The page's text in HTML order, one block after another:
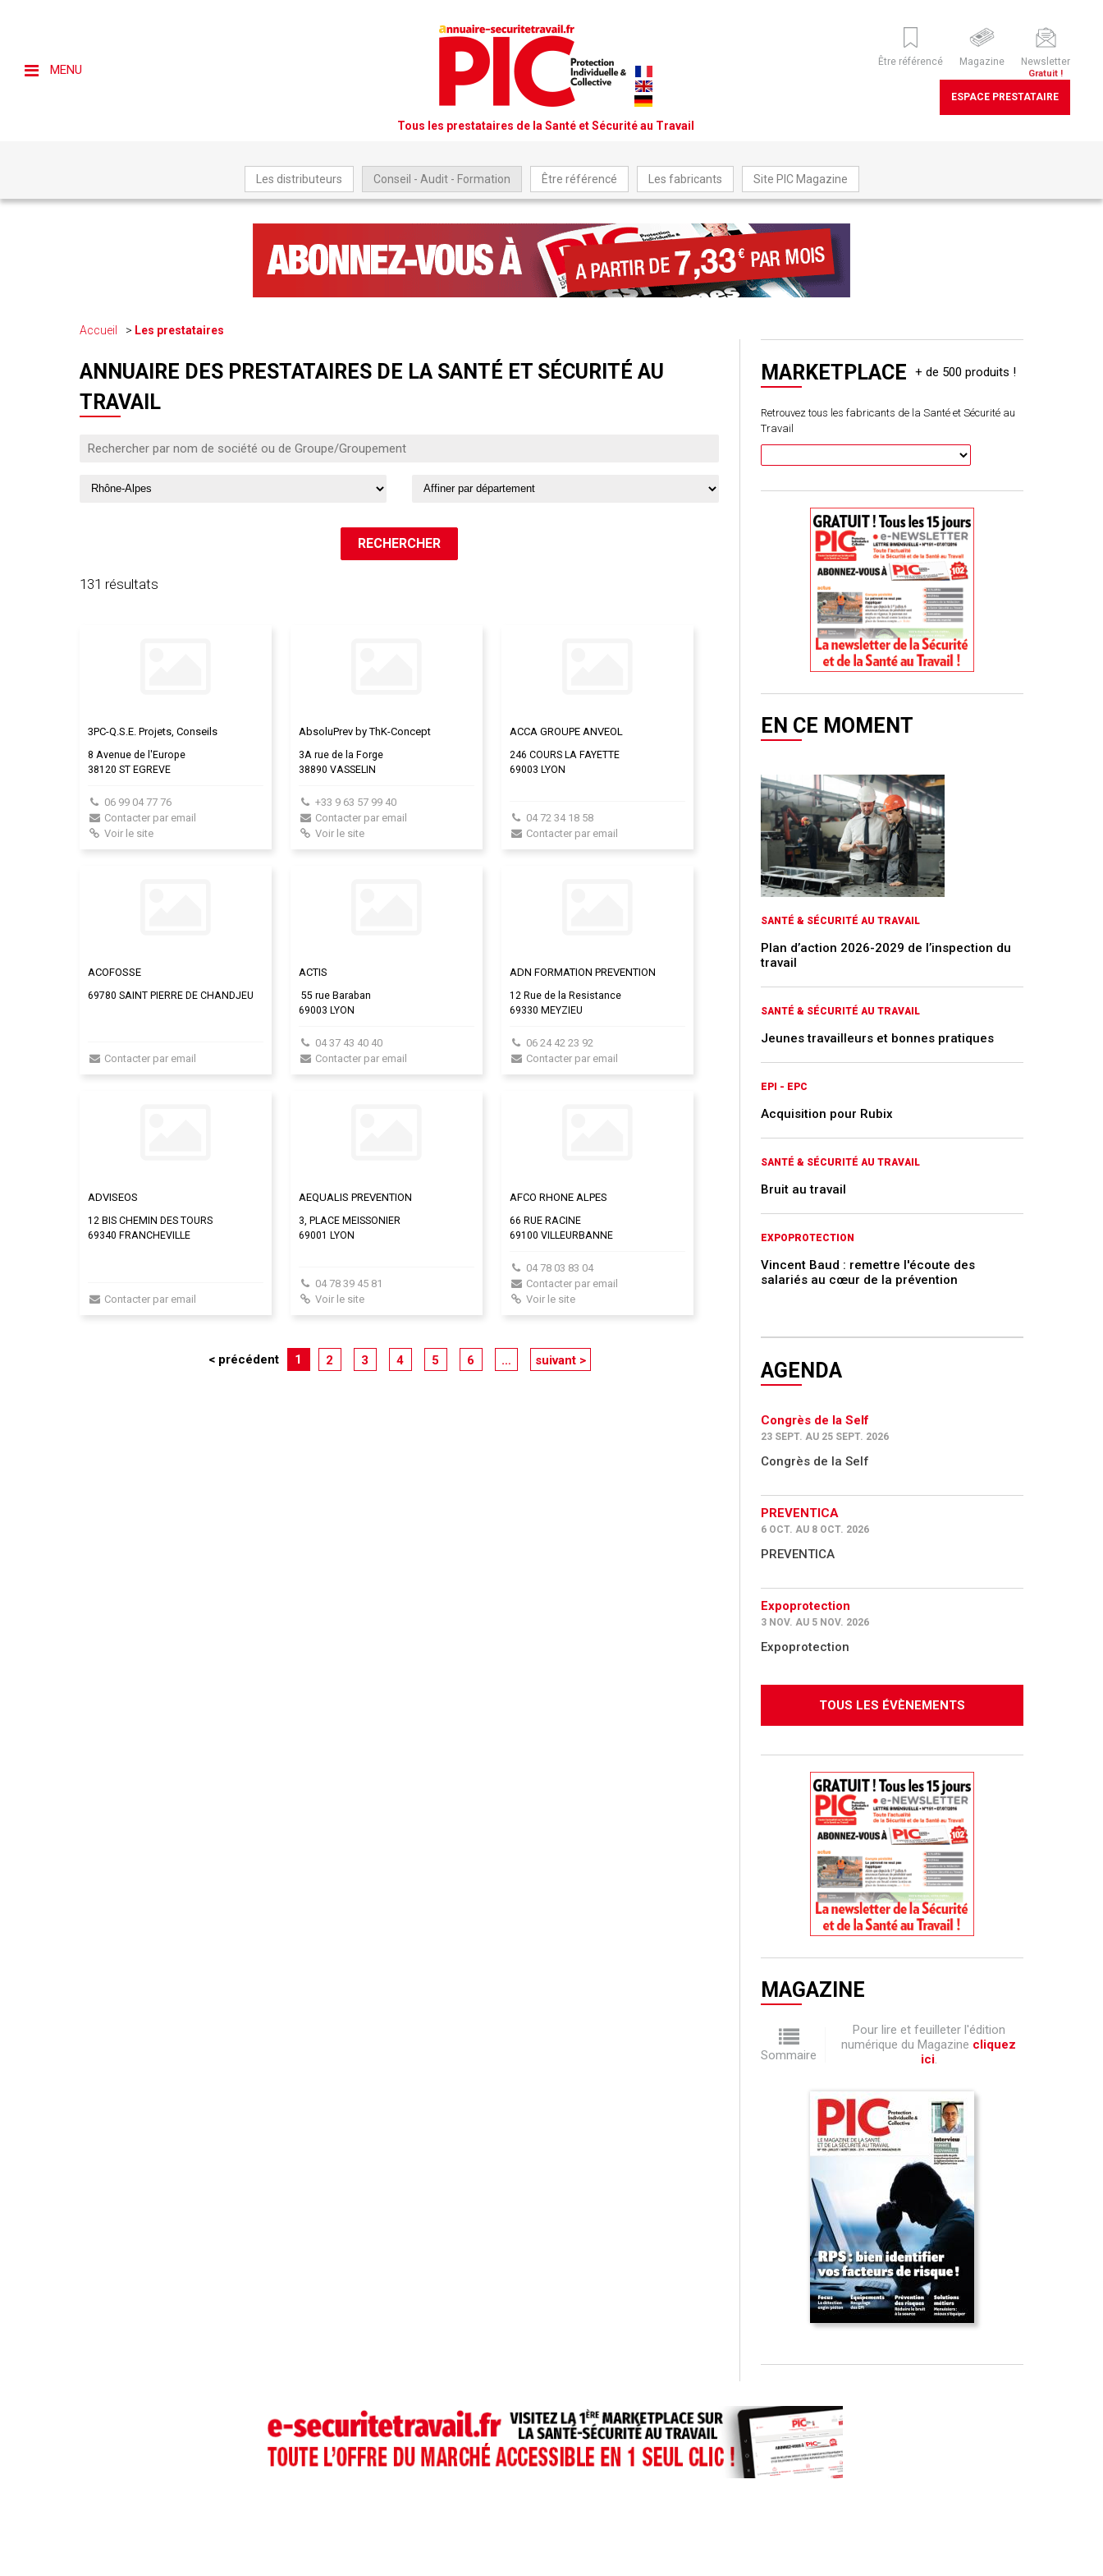
MENU
Tous les prestataires de la Santé et Sécurité au Travail
Être référencé Magazine Newsletter
Gratuit !
ESPACE PRESTATAIRE
Les distributeurs Conseil - Audit - Formation Être référencé Les fabricants Site PIC Magazine
Accueil Les prestataires
ANNUAIRE DES PRESTATAIRES DE LA SANTÉ ET SÉCURITÉ AU
TRAVAIL
131 résultats
3PC-Q.S.E. Projets, Conseils
8 Avenue de l'Europe
38120 ST EGREVE
06 99 04 77 76
Contacter par email
Voir le site
AbsoluPrev by ThK-Concept
3A rue de la Forge
38890 VASSELIN
+33 9 63 57 99 40
Contacter par email
Voir le site
ACCA GROUPE ANVEOL
246 COURS LA FAYETTE
69003 LYON
04 72 34 18 58
Contacter par email
ACOFOSSE
69780 SAINT PIERRE DE CHANDJEU
Contacter par email
ACTIS
55 rue Baraban
69003 LYON
04 37 43 40 40
Contacter par email
ADN FORMATION PREVENTION
12 Rue de la Resistance
69330 MEYZIEU
06 24 42 23 92
Contacter par email
ADVISEOS
12 BIS CHEMIN DES TOURS
69340 FRANCHEVILLE
Contacter par email
AEQUALIS PREVENTION
3, PLACE MEISSONIER
69001 LYON
04 78 39 45 81
Voir le site
AFCO RHONE ALPES
66 RUE RACINE
69100 VILLEURBANNE
04 78 03 83 04
Contacter par email
Voir le site
< précédent 1 2 3 4 5 6 … suivant >
MARKETPLACE
Retrouvez tous les fabricants de la Santé et Sécurité au
Travail
EN CE MOMENT
SANTÉ & SÉCURITÉ AU TRAVAIL
Plan d’action 2026-2029 de l’inspection du
travail
SANTÉ & SÉCURITÉ AU TRAVAIL
Jeunes travailleurs et bonnes pratiques
EPI - EPC
Acquisition pour Rubix
SANTÉ & SÉCURITÉ AU TRAVAIL
Bruit au travail
EXPOPROTECTION
Vincent Baud : remettre l'écoute des
salariés au cœur de la prévention
AGENDA
Congrès de la Self
23 SEPT. AU 25 SEPT. 2026
Congrès de la Self
PREVENTICA
6 OCT. AU 8 OCT. 2026
PREVENTICA
Expoprotection
3 NOV. AU 5 NOV. 2026
Expoprotection
TOUS LES ÉVÈNEMENTS
MAGAZINE
Sommaire
Pour lire et feuilleter l'édition
numérique du Magazine cliquez
ici.